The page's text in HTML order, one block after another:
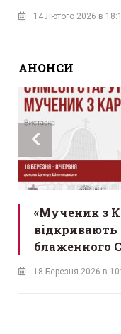
14 Лютого 2026 в
АНОНСИ
«Мученик з
відкривають
блаженного
18 Березня 2026 в